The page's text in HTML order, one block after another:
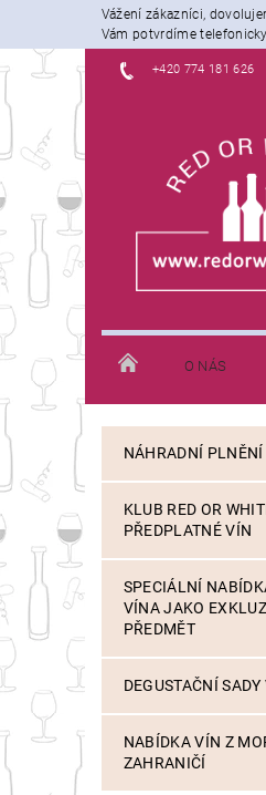
Vážení zákazníci,
Vám potvrdíme
+420 774 181 626
O NÁS
JAK NAKUPOVAT
NÁHRADNÍ PLNĚNÍ
KLUB RED OR
PŘEDPLATNÉ VÍN
SPECIÁLNÍ
VÍNA JAKO
PŘEDMĚT
DEGUSTAČNÍ SADY
NABÍDKA VÍN Z
ZAHRANIČÍ